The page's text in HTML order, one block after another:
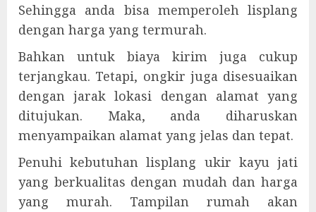
Sehingga anda bisa memperoleh lisplang
dengan harga yang termurah.
Bahkan untuk biaya kirim juga cukup
terjangkau. Tetapi, ongkir juga disesuaikan
dengan jarak lokasi dengan alamat yang
ditujukan. Maka, anda diharuskan
menyampaikan alamat yang jelas dan tepat.
Penuhi kebutuhan lisplang ukir kayu jati
yang berkualitas dengan mudah dan harga
yang murah. Tampilan rumah akan